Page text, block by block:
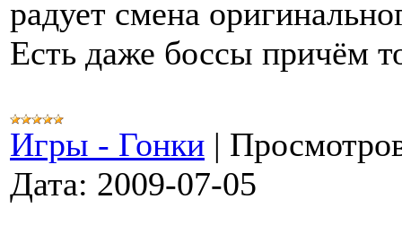
радует смена
Есть даже боссы причём
Игры - Гонки |
Дата: 2009-07-05